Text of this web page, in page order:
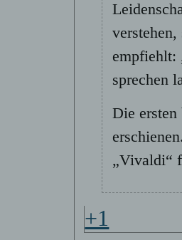
empfiehlt:
sprechen
Die
„Vivaldi“
+1